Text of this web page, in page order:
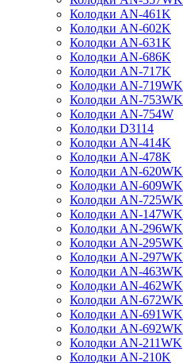
Колодки AN-461K
Колодки AN-602K
Колодки AN-631K
Колодки AN-686K
Колодки AN-717K
Колодки AN-719WK
Колодки AN-753WK
Колодки AN-754W
Колодки D3114
Колодки AN-414K
Колодки AN-478K
Колодки AN-620WK
Колодки AN-609WK
Колодки AN-725WK
Колодки AN-147WK
Колодки AN-296WK
Колодки AN-295WK
Колодки AN-297WK
Колодки AN-463WK
Колодки AN-462WK
Колодки AN-672WK
Колодки AN-691WK
Колодки AN-692WK
Колодки AN-211WK
Колодки AN-210K